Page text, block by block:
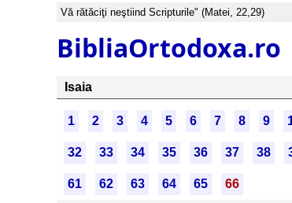
Vă rătăciţi neştiind Scripturile" (Matei, 22,29)
BibliaOrtodoxa.ro
Isaia
1 2 3 4 5 6 7 8 9
32 33 34 35 36 37 38
61 62 63 64 65
66